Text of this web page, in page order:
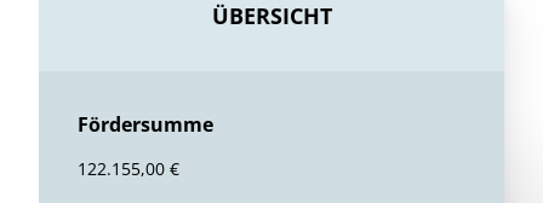
ÜBERSICHT
Fördersumme
122.155,00 €